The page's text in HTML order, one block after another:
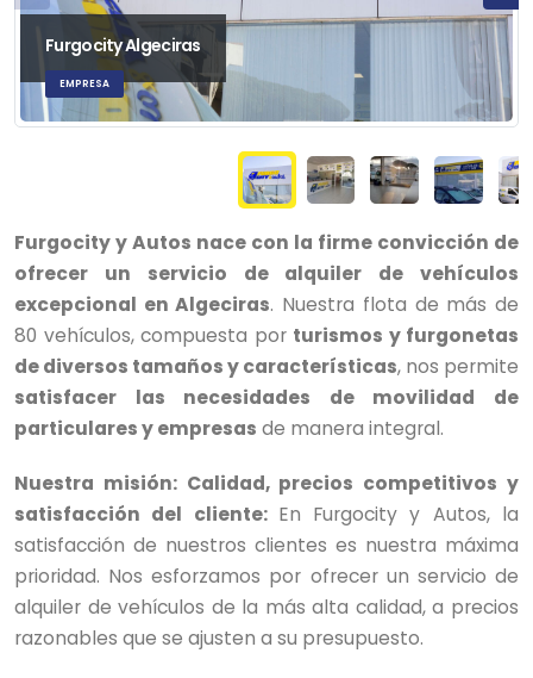
Furgocity Algeciras
EMPRESA
Furgocity y Autos nace con la firme convicción de
ofrecer un servicio de alquiler de vehículos
excepcional en Algeciras. Nuestra flota de más de
80 vehículos, compuesta por turismos y furgonetas
de diversos tamaños y características, nos permite
satisfacer las necesidades de movilidad de
particulares y empresas de manera integral.
Nuestra misión: Calidad, precios competitivos y
satisfacción del cliente: En Furgocity y Autos, la
satisfacción de nuestros clientes es nuestra máxima
prioridad. Nos esforzamos por ofrecer un servicio de
alquiler de vehículos de la más alta calidad, a precios
razonables que se ajusten a su presupuesto.